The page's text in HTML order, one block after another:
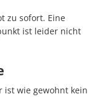
zu sofort. Eine
ist leider nicht
ist wie gewohnt kein